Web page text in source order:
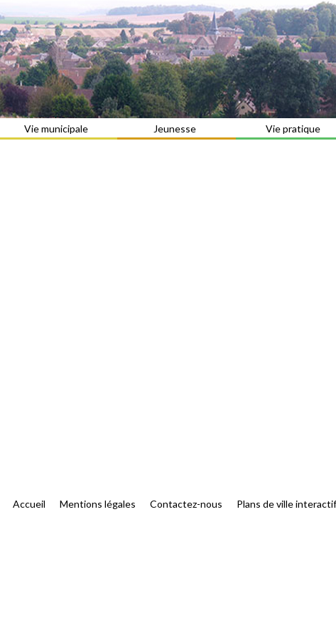
Vie municipale Jeunesse Vie pratique
Accueil Mentions légales Contactez-nous Plans de ville